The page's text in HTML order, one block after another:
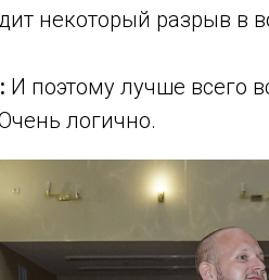
некоторый разрыв в
И поэтому лучше всего
логично.